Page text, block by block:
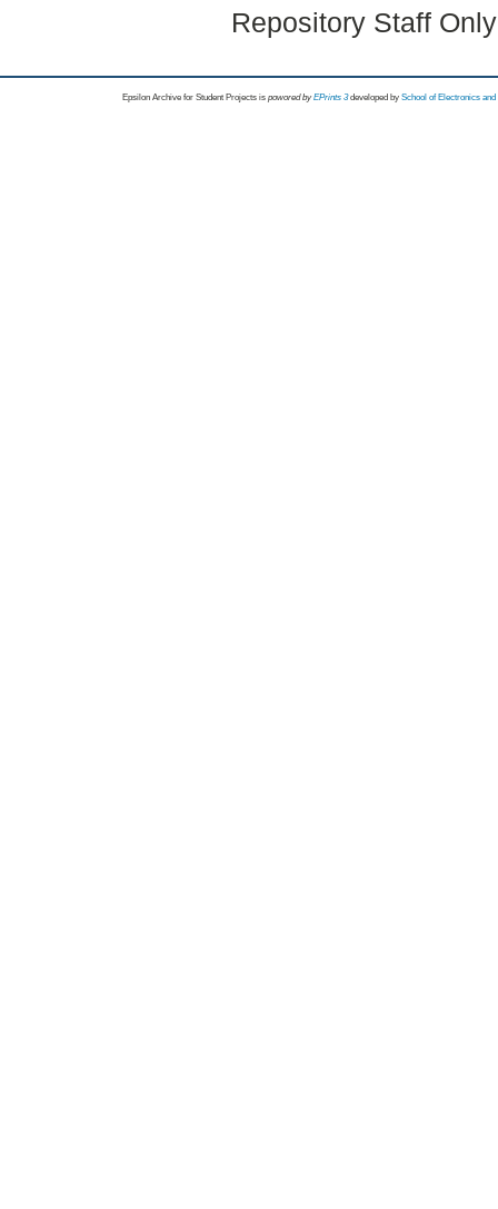
Repository Staff
Epsilon Archive for Student Projects is powored byEPrints 3 developed by School of Electronics